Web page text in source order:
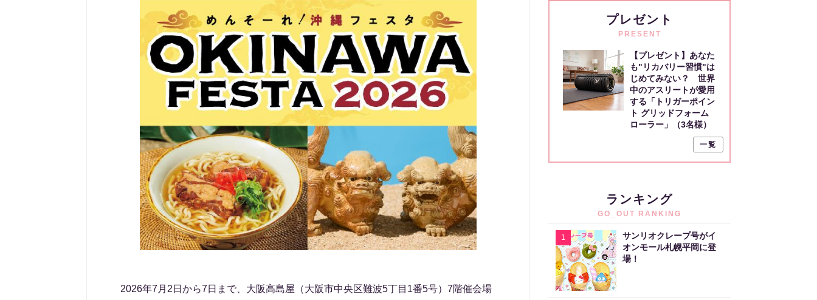
2026年7月2日から7日まで、大阪高島屋（大阪市中央区難波5丁目1番5号）7階催会場
プレゼント
PRESENT
【プレゼント】あなた
も"リカバリー習慣"は
じめてみない？ 世界
中のアスリートが愛用
する「トリガーポイン
ト グリッドフォーム
ローラー」（3名様）
一覧
ランキング
GO_OUT RANKING
1
サンリオクレープ号がイ
オンモール札幌平岡に登
場！